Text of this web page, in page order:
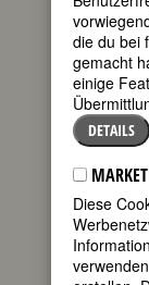
Emilie
Note
als
am
die du bei
gemacht
einige
DETAILS
Diese